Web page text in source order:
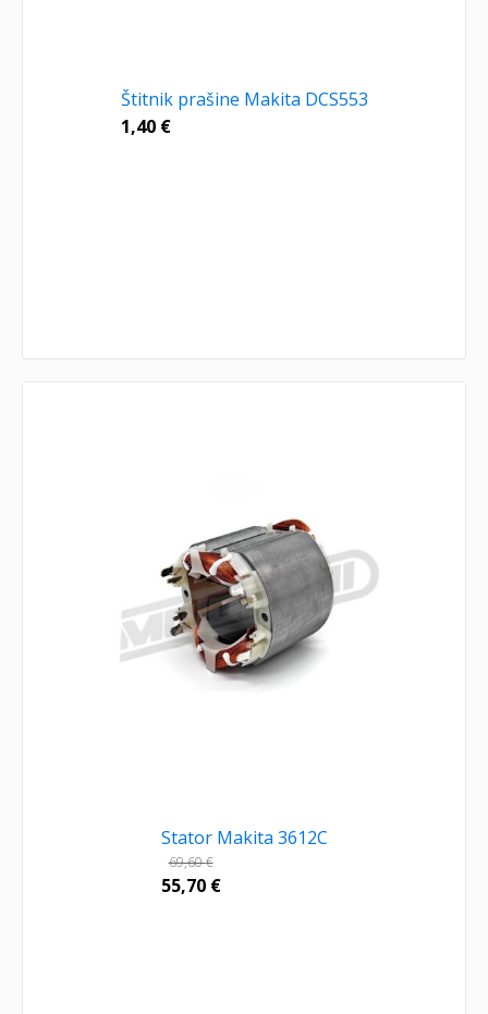
Štitnik prašine Makita DCS553
1,40 €
Stator Makita 3612C
69,60€
55,70 €